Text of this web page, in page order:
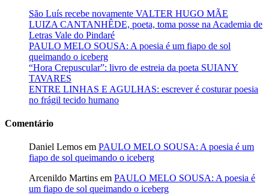
São Luís recebe novamente VALTER HUGO MÃE
LUIZA CANTANHÊDE, poeta, toma posse na Academia de
Letras Vale do Pindaré
PAULO MELO SOUSA: A poesia é um fiapo de sol
queimando o iceberg
“Hora Crepuscular”: livro de estreia da poeta SUIANY
TAVARES
ENTRE LINHAS E AGULHAS: escrever é costurar poesia
no frágil tecido humano
Comentário
Daniel Lemos em PAULO MELO SOUSA: A poesia é um
fiapo de sol queimando o iceberg
Arcenildo Martins em PAULO MELO SOUSA: A poesia é
um fiapo de sol queimando o iceberg